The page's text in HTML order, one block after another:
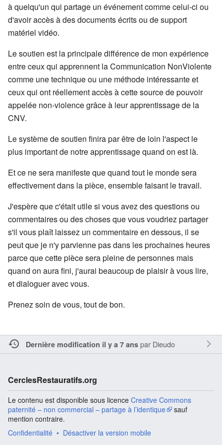
à quelqu'un qui partage un événement comme celui-ci ou
d'avoir accès à des documents écrits ou de support
matériel vidéo.
Le soutien est la principale différence de mon expérience
entre ceux qui apprennent la Communication NonViolente
comme une technique ou une méthode intéressante et
ceux qui ont réellement accès à cette source de pouvoir
appelée non-violence grâce à leur apprentissage de la
CNV.
Le système de soutien finira par être de loin l'aspect le
plus important de notre apprentissage quand on est là.
Et ce ne sera manifeste que quand tout le monde sera
effectivement dans la pièce, ensemble faisant le travail.
J'espère que c'était utile si vous avez des questions ou
commentaires ou des choses que vous voudriez partager
s'il vous plaît laissez un commentaire en dessous, il se
peut que je n'y parvienne pas dans les prochaines heures
parce que cette pièce sera pleine de personnes mais
quand on aura fini, j'aurai beaucoup de plaisir à vous lire,
et dialoguer avec vous.
Prenez soin de vous, tout de bon.
Dernière modification il y a 7 anspar Dieudo
CerclesRestauratifs.org
Le contenu est disponible sous licence Creative Commons
paternité – non commercial – partage à l’identique
sauf
mention contraire.
Confidentialité
Désactiver la version mobile